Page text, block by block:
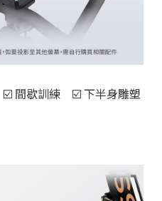
間歇訓練 ☑️ 下半身雕塑